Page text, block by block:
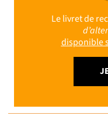
Le livret de
disponible